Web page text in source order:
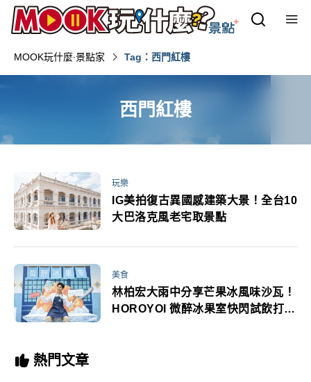
MOOK玩什麼‧景點家 Tag：西門紅樓
西門紅樓
玩樂
IG美拍復古異國感建築大景！全台10
大巴洛克風老宅取景點
美食
林柏宏大雨中分享芒果冰風味沙瓦！
HOROYOI 微醉冰果室快閃試飲打卡
熱門文章